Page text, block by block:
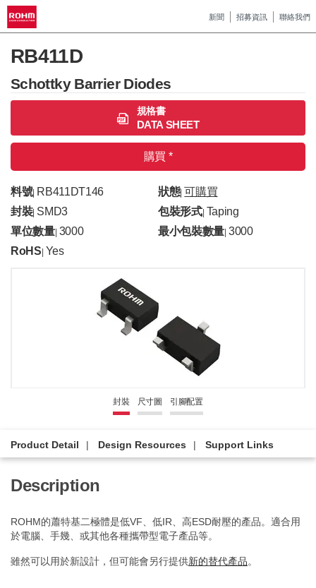
新聞 招募資訊 聯絡我們
RB411D
Schottky Barrier Diodes
規格書
DATA SHEET
購買 *
料號| RB411DT146 狀態| 可購買
封裝| SMD3 包裝形式| Taping
單位數量| 3000 最小包裝數量 |3000
RoHS Yes
封裝 尺寸圖 引腳配置
Product Detail Design Resources Support Links
Description
ROHM的蕭特基二極體是低VF、低IR、高ESD耐壓的產品。適合用
於電腦、手幾、或其他各種攜帶型電子產品等。
雖然可以用於新設計，但可能會另行提供新的替代產品。